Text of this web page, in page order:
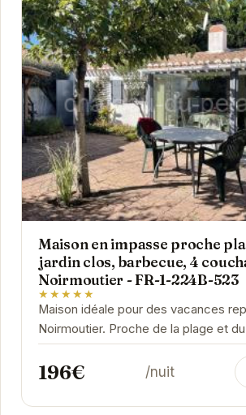
Maison en impasse proche
jardin clos, barbecue, 4
Noirmoutier - FR-1-224B-523
★★★★★
Maison idéale pour des vacances
Noirmoutier. Proche de la plage et
offre un cadre paisible avec son
196€ /nuit